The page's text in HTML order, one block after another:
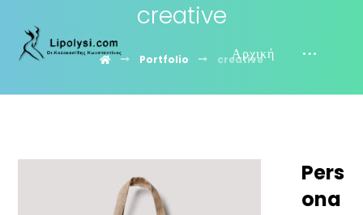
Αρχική
creative
Portfolio creative
Pers
ona